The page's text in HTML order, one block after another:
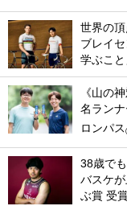
世界の
ブレイ
学ぶこ
《山の
名ラン
ロンパス
38歳で
バスケ
ぶ賞 受